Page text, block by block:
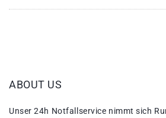
ABOUT US
Unser 24h Notfallservice nimmt sich